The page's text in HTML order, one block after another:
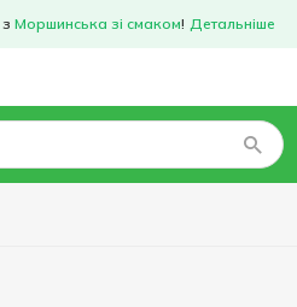
Моршинська зі смаком! Детальніше